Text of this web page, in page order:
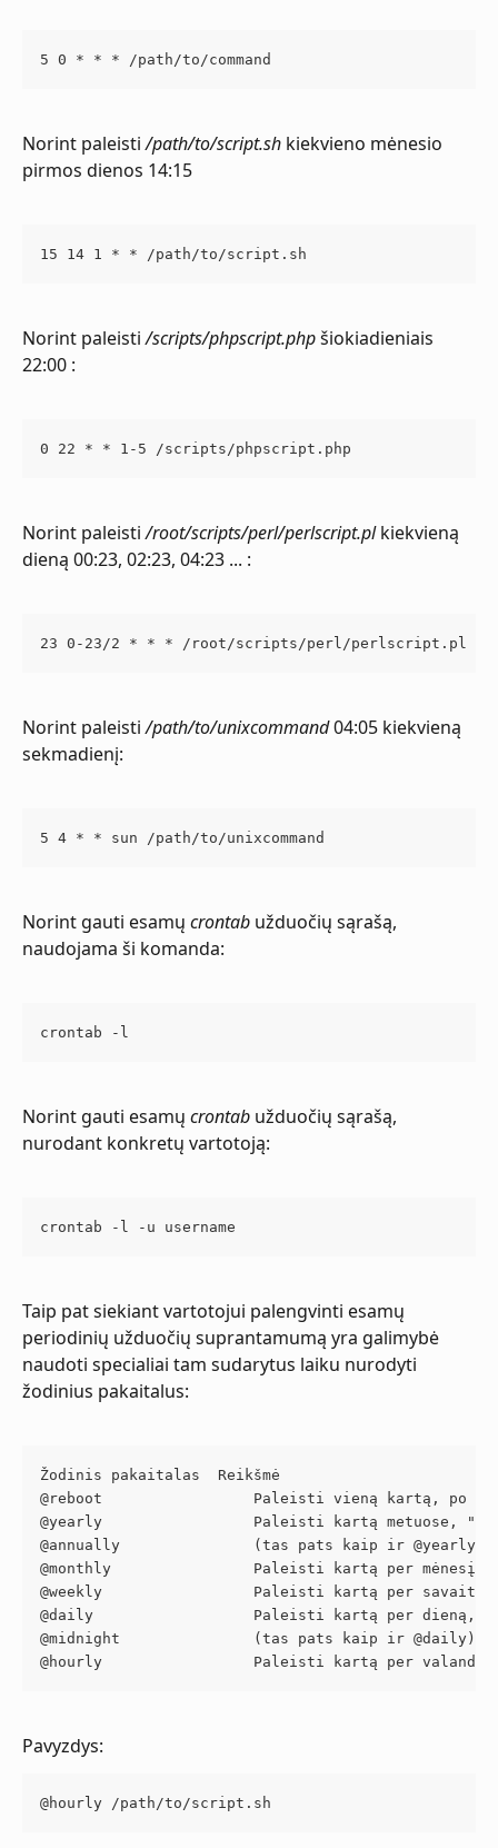
5 0 * * * /path/to/command
Norint paleisti /path/to/script.sh kiekvieno mėnesio
pirmos dienos 14:15
15 14 1 * * /path/to/script.sh
Norint paleisti /scripts/phpscript.php šiokiadieniais
22:00 :
0 22 * * 1-5 /scripts/phpscript.php
Norint paleisti /root/scripts/perl/perlscript.pl kiekvieną
dieną 00:23, 02:23, 04:23 ... :
23 0-23/2 * * * /root/scripts/perl/perlscript.pl
Norint paleisti /path/to/unixcommand 04:05 kiekvieną
sekmadienį:
5 4 * * sun /path/to/unixcommand
Norint gauti esamų crontab užduočių sąrašą,
naudojama ši komanda:
crontab -l
Norint gauti esamų crontab užduočių sąrašą,
nurodant konkretų vartotoją:
crontab -l -u username
Taip pat siekiant vartotojui palengvinti esamų
periodinių užduočių suprantamumą yra galimybė
naudoti specialiai tam sudarytus laiku nurodyti
žodinius pakaitalus:
Žodinis pakaitalas	Reikšmė
@reboot	                Paleisti vieną kartą, po
@yearly	                Paleisti kartą metuose,
@annually               (tas pats kaip ir @yearly)
@monthly                Paleisti kartą per mėnesį,
@weekly	                Paleisti kartą per
@daily	                Paleisti kartą per
@midnight               (tas pats kaip ir @daily)
@hourly	                Paleisti kartą per
Pavyzdys:
@hourly /path/to/script.sh